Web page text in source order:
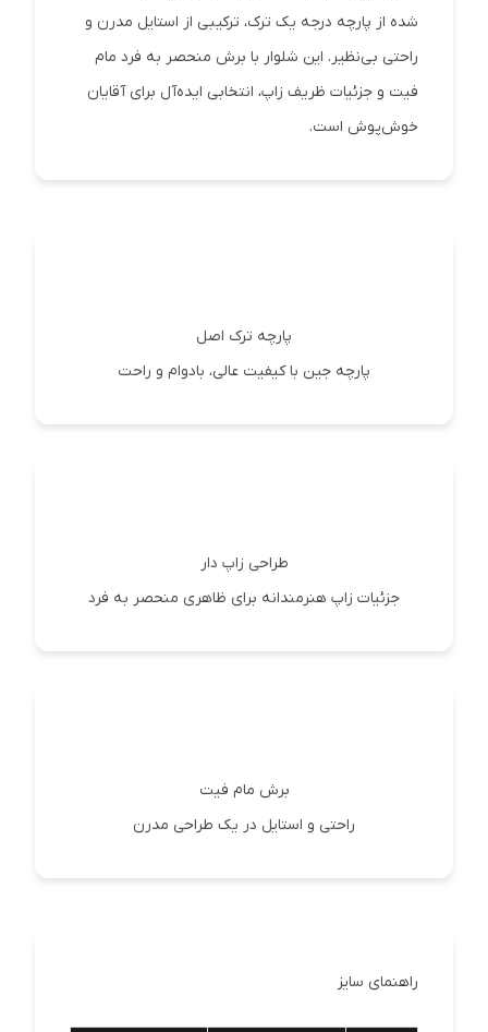
شده از پارچه درجه یک ترک، ترکیبی از استایل مدرن و
راحتی بی‌نظیر. این شلوار با برش منحصر به فرد مام
فیت و جزئیات ظریف زاپ، انتخابی ایده‌آل برای آقایان
خوش‌پوش است.
پارچه ترک اصل
پارچه جین با کیفیت عالی، بادوام و راحت
طراحی زاپ دار
جزئیات زاپ هنرمندانه برای ظاهری منحصر به فرد
برش مام فیت
راحتی و استایل در یک طراحی مدرن
راهنمای سایز